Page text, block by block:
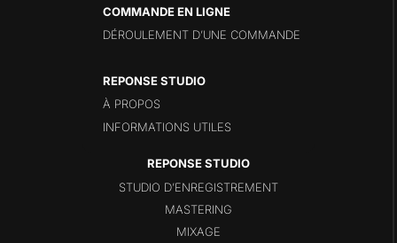
COMMANDE EN LIGNE
DÉROULEMENT D’UNE COMMANDE
REPONSE STUDIO
À PROPOS
INFORMATIONS UTILES
STUDIO D’ENREGISTREMENT
MASTERING
MIXAGE